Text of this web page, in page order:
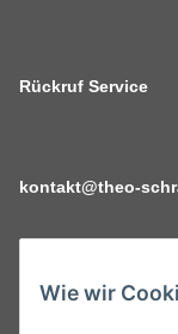
Wie wir
Rückruf Service
kontakt@theo-